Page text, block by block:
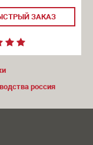
ЗАКАЗ
россия